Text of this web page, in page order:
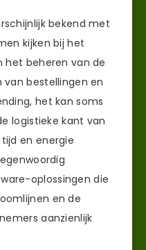
bekend met
kijken bij het
het beheren van de
bestellingen en
het kan soms
logistieke kant van
en energie
oplossingen die
en de
aanzienlijk